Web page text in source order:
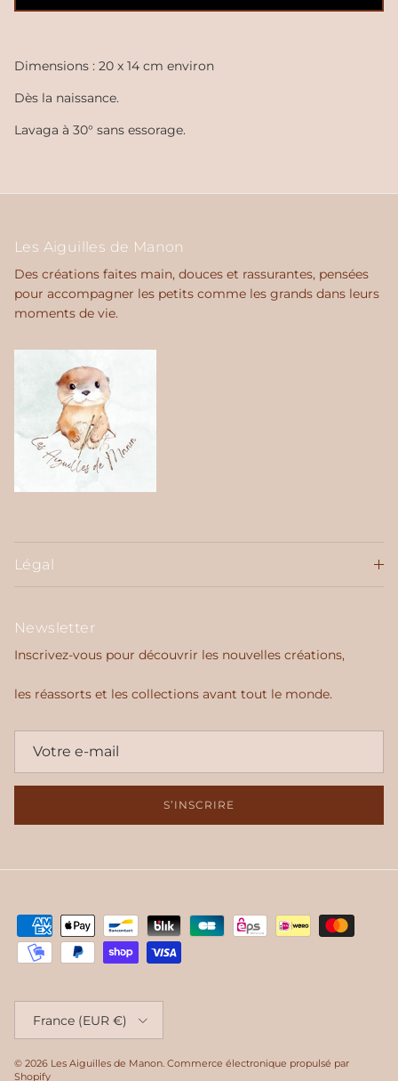
Dimensions : 20 x 14 cm environ
Dès la naissance.
Lavaga à 30° sans essorage.
Les Aiguilles de Manon
Des créations faites main, douces et rassurantes, pensées
pour accompagner les petits comme les grands dans leurs
moments de vie.
Légal
Newsletter
Inscrivez-vous pour découvrir les nouvelles créations,
les réassorts et les collections avant tout le monde.
S’INSCRIRE
France (EUR €)
© 2026 Les Aiguilles de Manon. Commerce électronique propulsé par
Shopify